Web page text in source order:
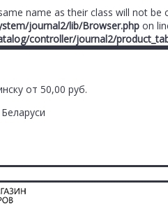
name as their class will not
journal2/lib/Browser.php on
controller/journal2/
от 50,00 руб.